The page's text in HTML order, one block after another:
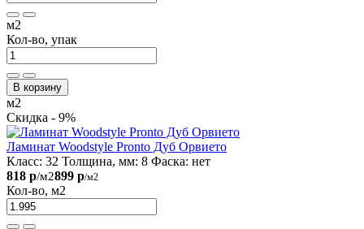
м2
Кол-во, упак
В корзину
м2
Скидка - 9%
Ламинат Woodstyle Pronto Дуб Орвието
Класс: 32 Толщина, мм: 8 Фаска: нет
818 р/м2899 р/м2
Кол-во, м2